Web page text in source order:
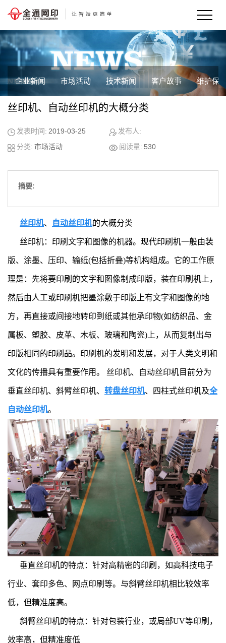
企业新闻 市场活动 技术新闻 客户故事 维护保
丝印机、自动丝印机的大概分类
发表时间: 2019-03-25
发布人:
分类: 市场活动 阅读量: 530
摘要:
丝印机、 自动丝印机的大概分类
丝印机：印刷文字和图像的机器。现代印刷机一般由装
版、涂墨、压印、输纸(包括折叠)等机构组成。它的工作原
理是：先将要印刷的文字和图像制成印版，装在印刷机上，
然后由人工或印刷机把墨涂敷于印版上有文字和图像的地
方，再直接或间接地转印到纸或其他承印物(如纺织品、金
属板、塑胶、皮革、木板、玻璃和陶瓷)上，从而复制出与
印版相同的印刷品。印刷机的发明和发展，对于人类文明和
文化的传播具有重要作用。 丝印机、 自动丝印机目前分为
垂直丝印机、斜臂丝印机、 转盘丝印机、四柱式丝印机及全
自动丝印机。
垂直丝印机的特点：针对高精密的印刷，如高科技电子
行业、套印多色、网点印刷等。与斜臂丝印机相比较效率
低，但精准度高。
斜臂丝印机的特点：针对包装行业，或局部UV等印刷，
效率高，但精准度低